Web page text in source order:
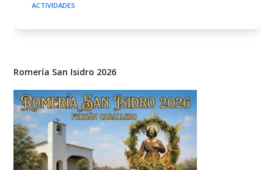
ACTIVIDADES
Romería San Isidro 2026